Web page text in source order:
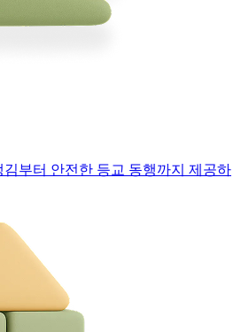
김부터 안전한 등교 동행까지 제공하